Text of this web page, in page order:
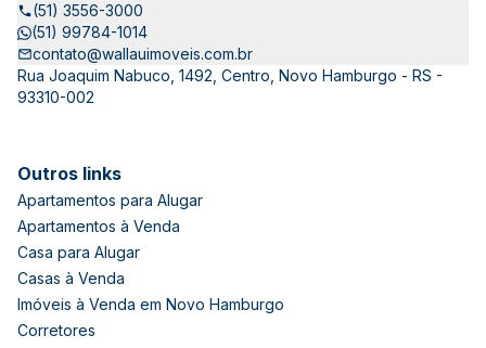
(51) 3556-3000
(51) 99784-1014
contato@wallauimoveis.com.br
Rua Joaquim Nabuco, 1492, Centro, Novo Hamburgo - RS -
93310-002
Outros links
Apartamentos para Alugar
Apartamentos à Venda
Casa para Alugar
Casas à Venda
Imóveis à Venda em Novo Hamburgo
Corretores